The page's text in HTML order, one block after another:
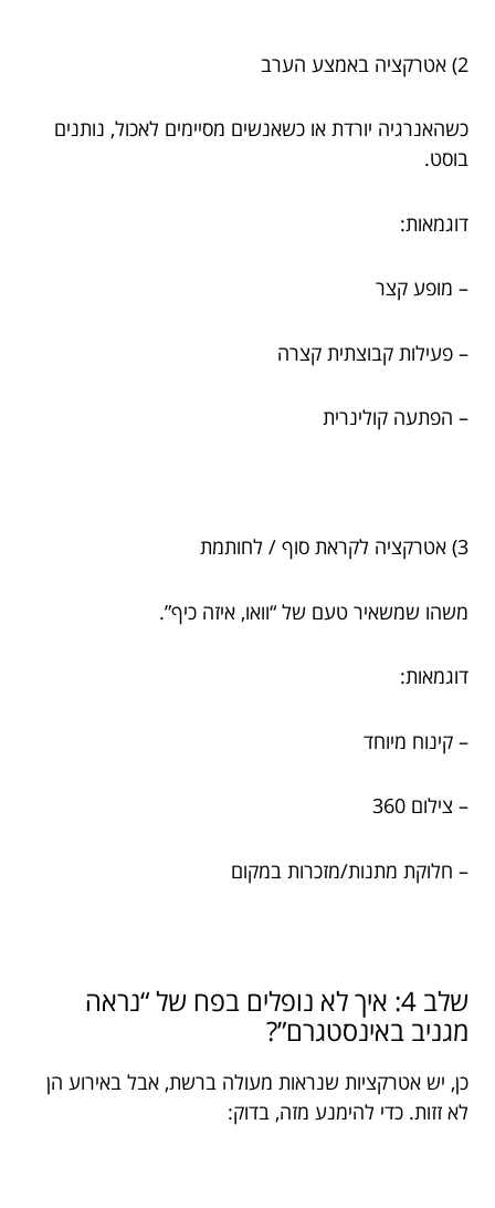
2) אטרקציה באמצע הערב
כשהאנרגיה יורדת או כשאנשים מסיימים לאכול, נותנים
בוסט.
דוגמאות:
– מופע קצר
– פעילות קבוצתית קצרה
– הפתעה קולינרית
3) אטרקציה לקראת סוף / לחותמת
משהו שמשאיר טעם של “וואו, איזה כיף”.
דוגמאות:
– קינוח מיוחד
– צילום 360
– חלוקת מתנות/מזכרות במקום
שלב 4: איך לא נופלים בפח של “נראה
מגניב באינסטגרם”?
כן, יש אטרקציות שנראות מעולה ברשת, אבל באירוע הן
לא זזות. כדי להימנע מזה, בדוק: